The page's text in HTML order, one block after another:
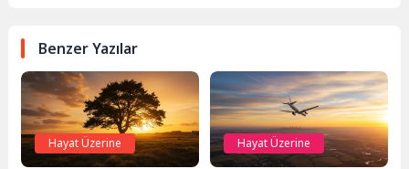
Benzer Yazılar
Hayat Üzerine Hayat Üzerine